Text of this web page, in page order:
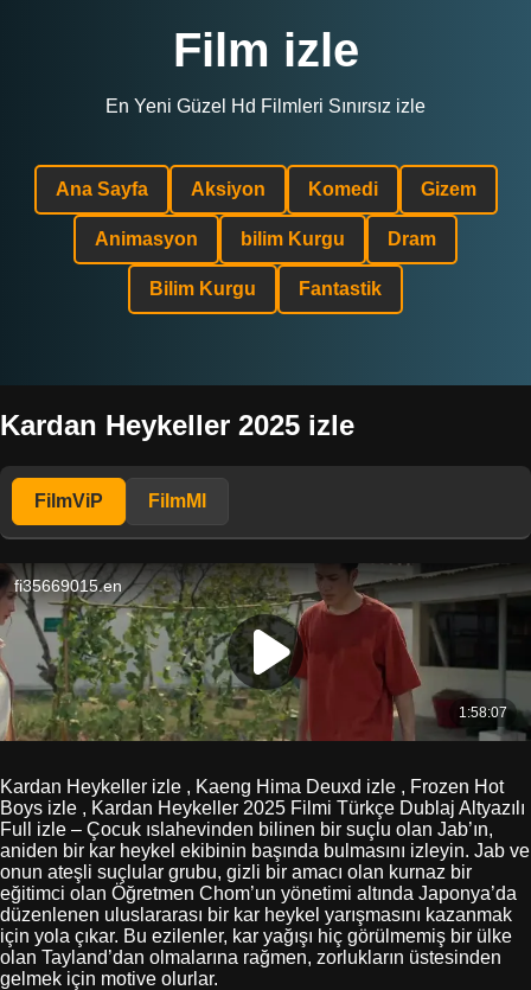
Film izle
En Yeni Güzel Hd Filmleri Sınırsız izle
Ana Sayfa Aksiyon Komedi Gizem
Animasyon bilim Kurgu Dram
Bilim Kurgu Fantastik
Kardan Heykeller 2025 izle
FilmViP FilmMl
Kardan Heykeller izle , Kaeng Hima Deuxd izle , Frozen Hot
Boys izle , Kardan Heykeller 2025 Filmi Türkçe Dublaj Altyazılı
Full izle – Çocuk ıslahevinden bilinen bir suçlu olan Jab’ın,
aniden bir kar heykel ekibinin başında bulmasını izleyin. Jab ve
onun ateşli suçlular grubu, gizli bir amacı olan kurnaz bir
eğitimci olan Öğretmen Chom’un yönetimi altında Japonya’da
düzenlenen uluslararası bir kar heykel yarışmasını kazanmak
için yola çıkar. Bu ezilenler, kar yağışı hiç görülmemiş bir ülke
olan Tayland’dan olmalarına rağmen, zorlukların üstesinden
gelmek için motive olurlar.